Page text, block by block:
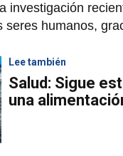
investigación
seres humanos,
Lee también
Salud: Sigue
una